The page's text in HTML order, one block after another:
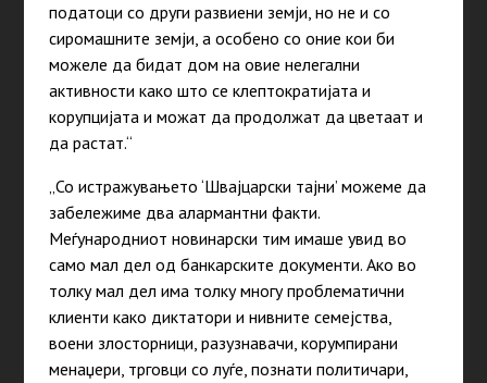
податоци со други развиени земји, но не и со
сиромашните земји, а особено со оние кои би
можеле да бидат дом на овие нелегални
активности како што се клептократијата и
корупцијата и можат да продолжат да цветаат и
да растат.“
„Со истражувањето ‘Швајцарски тајни’ можеме да
забележиме два алармантни факти.
Меѓународниот новинарски тим имаше увид во
само мал дел од банкарските документи. Ако во
толку мал дел има толку многу проблематични
клиенти како диктатори и нивните семејства,
воени злосторници, разузнавачи, корумпирани
менаџери, трговци со луѓе, познати политичари,